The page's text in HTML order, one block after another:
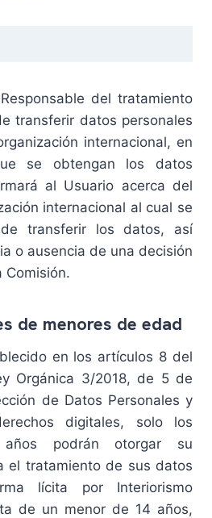
del tratamiento
transferir datos personales
internacional, en
se obtengan los datos
al Usuario acerca del
internacional al cual se
transferir los datos, así
o ausencia de una decisión
Comisión.
de menores de edad
en los artículos 8 del
Orgánica 3/2018, de 5 de
de Datos Personales y
digitales, solo los
podrán otorgar su
el tratamiento de sus datos
lícita por Interiorismo
de un menor de 14 años,